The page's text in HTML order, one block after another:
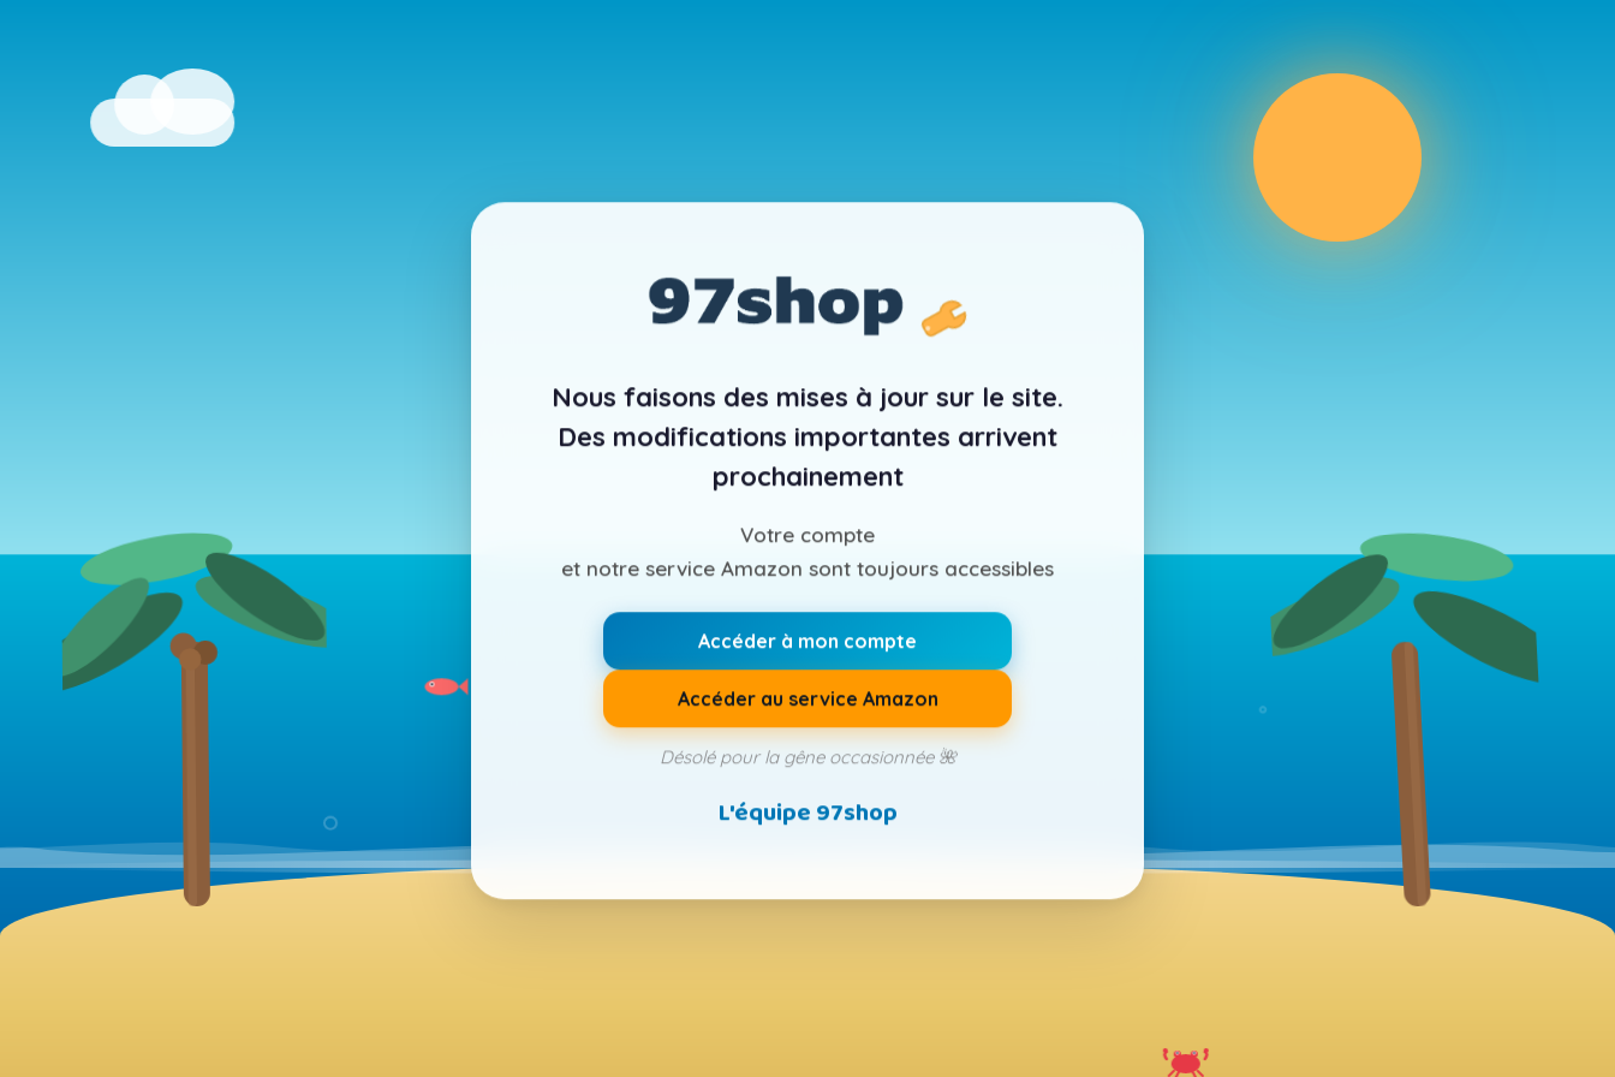
Nous faisons des mises à jour sur le site.
Des modifications importantes arrivent
prochainement
Votre compte
et notre service Amazon sont toujours accessibles
Accéder à mon compte
Accéder au service Amazon
Désolé pour la gêne occasionnée 🌺
L'équipe 97shop